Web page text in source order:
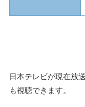
日本テレビが現在放
も視聴できます。